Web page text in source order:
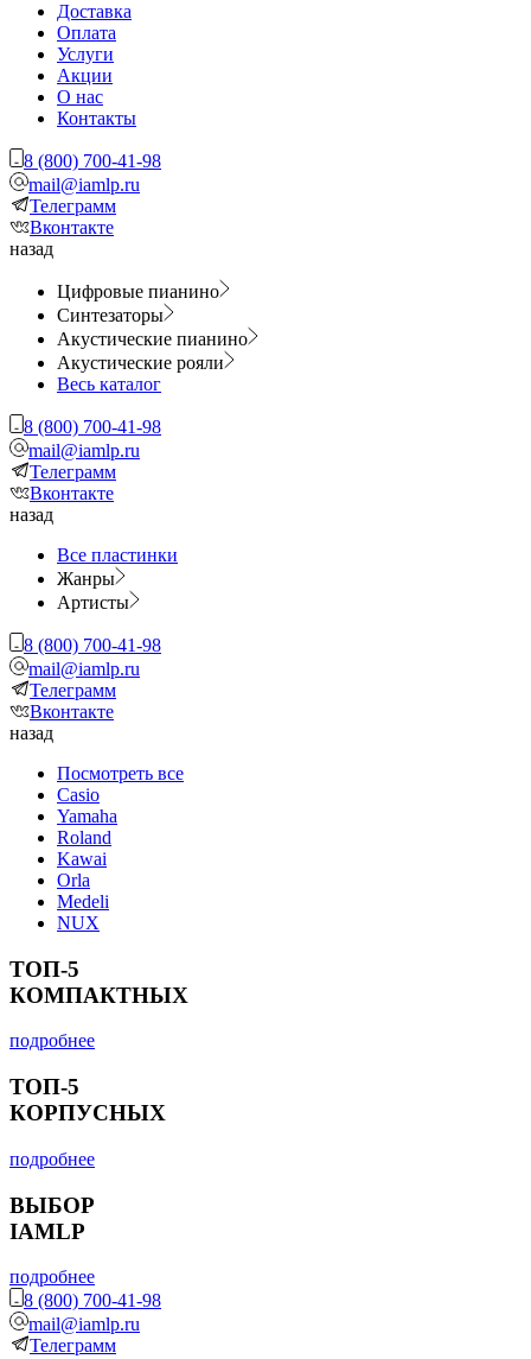
Доставка
Оплата
Услуги
Акции
О нас
Контакты
8 (800) 700-41-98
mail@iamlp.ru
Телеграмм
Вконтакте
назад
Цифровые пианино
Синтезаторы
Акустические пианино
Акустические рояли
Весь каталог
8 (800) 700-41-98
mail@iamlp.ru
Телеграмм
Вконтакте
назад
Все пластинки
Жанры
Артисты
8 (800) 700-41-98
mail@iamlp.ru
Телеграмм
Вконтакте
назад
Посмотреть все
Casio
Yamaha
Roland
Kawai
Orla
Medeli
NUX
ТОП-5
КОМПАКТНЫХ
подробнее
ТОП-5
КОРПУСНЫХ
подробнее
ВЫБОР
IAMLP
подробнее
8 (800) 700-41-98
mail@iamlp.ru
Телеграмм